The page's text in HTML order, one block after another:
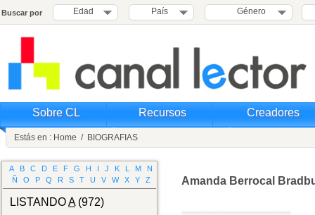
Buscar por Edad País Género
Sobre CL Recursos Creadores
Estás en : Home / BIOGRAFIAS
A B C D E F G H I J K L M
N
Ñ
O P Q R S T U V W X Y Z
LISTANDOA(972)
Amanda Berrocal